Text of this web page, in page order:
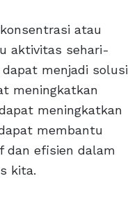
atau
aktivitas sehari-
menjadi solusi
meningkatkan
meningkatkan
membantu
dan efisien dalam
kita.